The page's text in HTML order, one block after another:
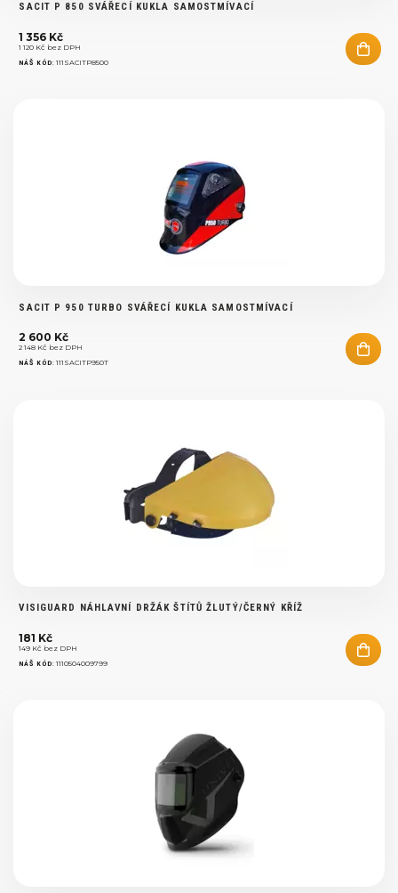
SACIT P 850 SVÁŘECÍ KUKLA SAMOSTMÍVACÍ
1 356 Kč
1 120 Kč bez DPH
NÁŠ KÓD:111SACITP8500
SACIT P 950 TURBO SVÁŘECÍ KUKLA SAMOSTMÍVACÍ
2 600 Kč
2 148 Kč bez DPH
NÁŠ KÓD:111SACITP950T
VISIGUARD NÁHLAVNÍ DRŽÁK ŠTÍTŮ ŽLUTÝ/ČERNÝ KŘÍŽ
181 Kč
149 Kč bez DPH
NÁŠ KÓD:1110504009799